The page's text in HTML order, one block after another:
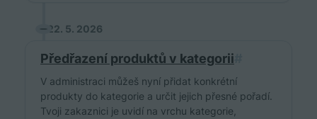
22. 5. 2026
Předřazení produktů v kategorii
V administraci můžeš nyní přidat konkrétní
produkty do kategorie a určit jejich přesné pořadí.
Tvoji zakaznici je uvidí na vrchu kategorie,